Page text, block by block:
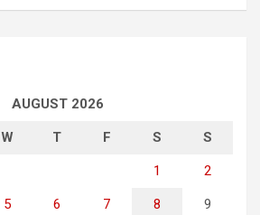
AUGUST 2026
W T F S S
1 2
5 6 7 8 9